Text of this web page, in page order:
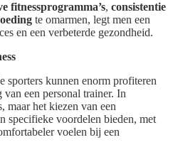
fitnessprogramma’s, consistentie
te omarmen, legt men een
en een verbeterde gezondheid.
sporters kunnen enorm profiteren
een personal trainer. In
maar het kiezen van een
specifieke voordelen bieden, met
voelen bij een